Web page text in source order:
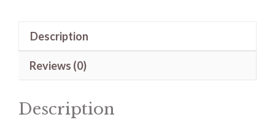
quantity
Description
Reviews (0)
Description